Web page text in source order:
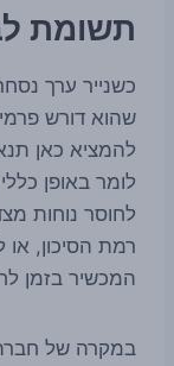
תשומת
כשנייר ערך
שהוא דורש
להמציא כאן
לומר באופן
לחוסר נוחות
רמת הסיכון,
המכשיר בזמן